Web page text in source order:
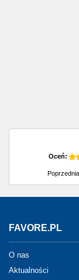
Oceń:
FAVORE.PL
O nas
Aktualności